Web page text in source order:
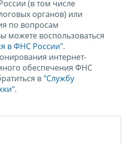
(в том числе
органов) или
по вопросам
можете воспользоваться
в ФНС России".
интернет-
обеспечения ФНС
в "Службу